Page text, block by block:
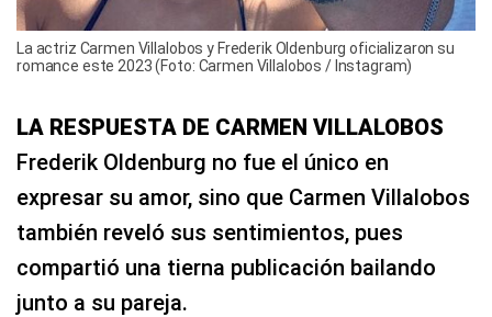
La actriz Carmen Villalobos y Frederik Oldenburg oficializaron su
romance este 2023 (Foto: Carmen Villalobos / Instagram)
LA RESPUESTA DE CARMEN VILLALOBOS
Frederik Oldenburg no fue el único en
expresar su amor, sino que Carmen Villalobos
también reveló sus sentimientos, pues
compartió una tierna publicación bailando
junto a su pareja.